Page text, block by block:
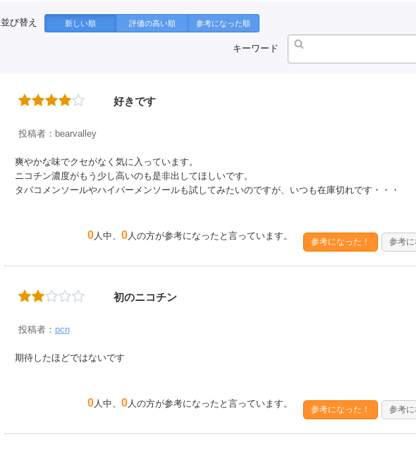
並び替え 新しい順 評価の高い順 参考になった順
キーワード
好きです
投稿者：bearvalley
爽やかな味でクセがなく気に入っています。
ニコチン濃度がもう少し高いのも是非出してほしいです。
タバコメンソールやハイパーメンソールも試してみたいのですが、いつも在庫切れです・・・
0人中、 0人の方が参考になったと言っています。
参考になった！ 参考
初のニコチン
投稿者： pcn
期待したほどではないです
0人中、 0人の方が参考になったと言っています。
参考になった！ 参考